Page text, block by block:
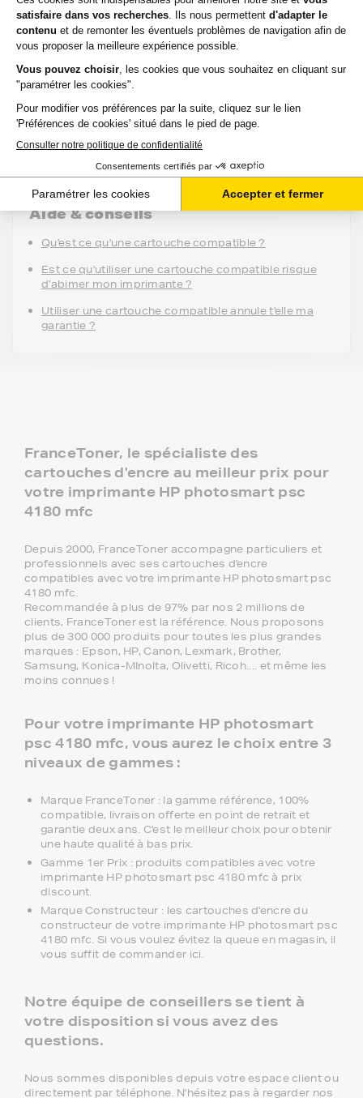
Toutes nos cartouches d'encre FranceToner sont
100% compatibles avec votre imprimante,
sélectionnées pour la qualité de l'encre et garanties
2 ans. 80% de nos clients choisissent ces
cartouches.
J'en profite
Aide & conseils
Qu'est ce qu'une cartouche compatible ?
Est ce qu'utiliser une cartouche compatible risque
d'abimer mon imprimante ?
Utiliser une cartouche compatible annule t'elle ma
garantie ?
FranceToner, le spécialiste des
cartouches d'encre au meilleur prix pour
votre imprimante HP photosmart psc
4180 mfc
Depuis 2000, FranceToner accompagne particuliers et
professionnels avec ses cartouches d'encre
compatibles avec votre imprimante HP photosmart psc
4180 mfc.
Recommandée à plus de 97% par nos 2 millions de
clients, FranceToner est la référence. Nous proposons
plus de 300 000 produits pour toutes les plus grandes
marques : Epson, HP, Canon, Lexmark, Brother,
Samsung, Konica-MInolta, Olivetti, Ricoh.... et même les
moins connues !
Pour votre imprimante HP photosmart
psc 4180 mfc, vous aurez le choix entre 3
niveaux de gammes :
Marque FranceToner : la gamme référence, 100%
compatible, livraison offerte en point de retrait et
garantie deux ans. C'est le meilleur choix pour obtenir
une haute qualité à bas prix.
Gamme 1er Prix : produits compatibles avec votre
imprimante HP photosmart psc 4180 mfc à prix
discount.
Marque Constructeur : les cartouches d'encre du
constructeur de votre imprimante HP photosmart psc
4180 mfc. Si vous voulez évitez la queue en magasin, il
vous suffit de commander ici.
Notre équipe de conseillers se tient à
votre disposition si vous avez des
questions.
Nous sommes disponibles depuis votre espace client ou
directement par téléphone. N'hésitez pas à regarder nos